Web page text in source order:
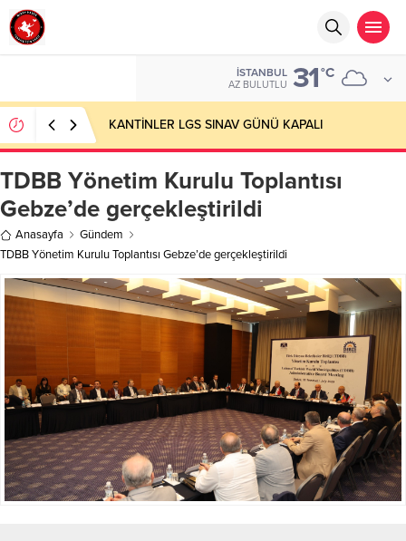
İSTANBUL
AZ BULUTLU 31°C
KANTİNLER LGS SINAV GÜNÜ KAPALI
TDBB Yönetim Kurulu Toplantısı
Gebze’de gerçekleştirildi
Anasayfa
Gündem
TDBB Yönetim Kurulu Toplantısı Gebze’de gerçekleştirildi